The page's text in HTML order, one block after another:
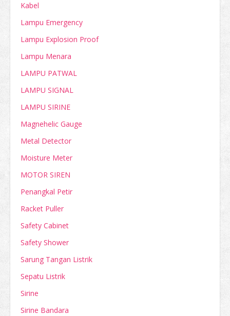
Kabel
Lampu Emergency
Lampu Explosion Proof
Lampu Menara
LAMPU PATWAL
LAMPU SIGNAL
LAMPU SIRINE
Magnehelic Gauge
Metal Detector
Moisture Meter
MOTOR SIREN
Penangkal Petir
Racket Puller
Safety Cabinet
Safety Shower
Sarung Tangan Listrik
Sepatu Listrik
Sirine
Sirine Bandara